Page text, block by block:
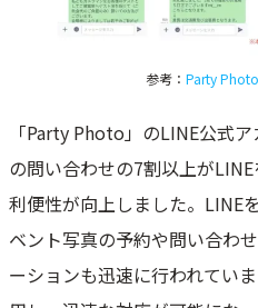
参考： Party
「Party Photo」のLINE公式
の問い合わせの7割以上が
利便性が向上しました。LINE
ベント写真の予約や問い合わ
ーションも迅速に行われてい